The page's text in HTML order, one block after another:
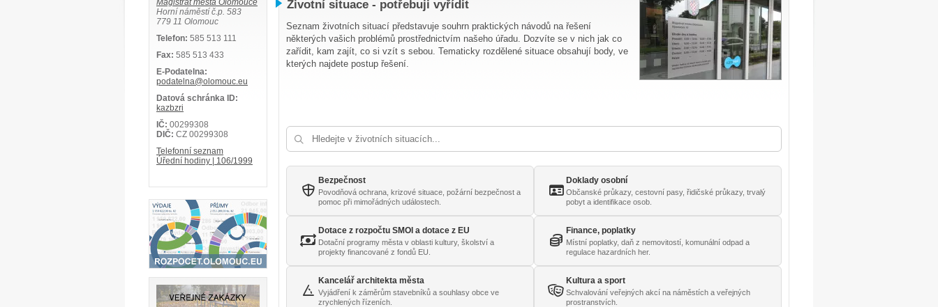
Magistrát města Olomouce
Horní náměstí č.p. 583
779 11 Olomouc
Telefon: 585 513 111
Fax: 585 513 433
E-Podatelna:
podatelna@olomouc.eu
Datová schránka ID:
kazbzri
IČ: 00299308
DIČ: CZ 00299308
Telefonní seznam
Úřední hodiny | 106/1999
Životní situace - potřebuji vyřídit
Seznam životních situací představuje souhrn praktických návodů na řešení
některých vašich problémů prostřednictvím našeho úřadu. Dozvíte se v nich jak co
zařídit, kam zajít, co si vzít s sebou. Tematicky rozdělené situace obsahují body, ve
kterých najdete postup řešení.
Bezpečnost
Povodňová ochrana, krizové situace, požární bezpečnost a
pomoc při mimořádných událostech.
Doklady osobní
Občanské průkazy, cestovní pasy, řidičské průkazy, trvalý
pobyt a identifikace osob.
Dotace z rozpočtu SMOl a dotace z EU
Dotační programy města v oblasti kultury, školství a
projekty financované z fondů EU.
Finance, poplatky
Místní poplatky, daň z nemovitostí, komunální odpad a
regulace hazardních her.
Kancelář architekta města
Vyjádření k záměrům stavebníků a souhlasy obce ve
zrychlených řízeních.
Kultura a sport
Schvalování veřejných akcí na náměstích a veřejných
prostranstvích.